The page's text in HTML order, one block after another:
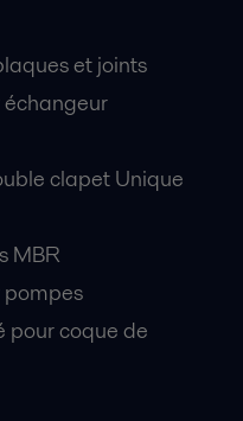
et joints
clapet Unique
MBR
pour coque de